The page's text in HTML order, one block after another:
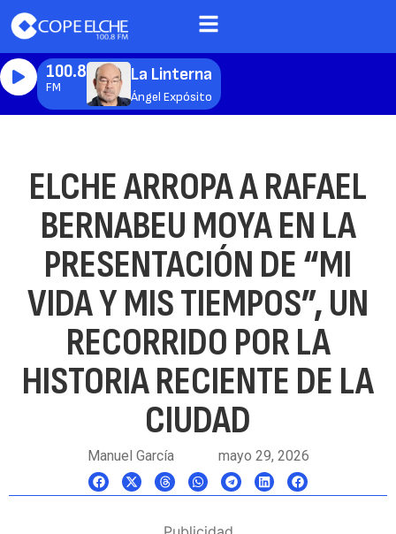
100.8
FM
La Linterna
Ángel Expósito
ELCHE ARROPA A RAFAEL
BERNABEU MOYA EN LA
PRESENTACIÓN DE “MI
VIDA Y MIS TIEMPOS”, UN
RECORRIDO POR LA
HISTORIA RECIENTE DE LA
CIUDAD
Manuel García mayo 29, 2026